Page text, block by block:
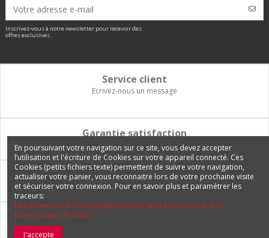
Inscrivez-vous à notre newsletter pour recevoir des
offres exclusives.
Service client
Ecrivez-nous un message
Garantie satisfaction
Vous disposez de 14 jours pour changer d'avis et être remboursé
Paiement 100% sécurisé
Carte bancaire, PayPal, 3 fois sans frais, virement bancaire
Livraison Internationale
Expédition en France, en Europe et vers tous les DOM-TOM
En poursuivant votre navigation sur ce site, vous devez accepter
l’utilisation et l'écriture de Cookies sur votre appareil connecté. Ces
Cookies (petits fichiers texte) permettent de suivre votre navigation,
actualiser votre panier, vous reconnaitre lors de votre prochaine visite
et sécuriser votre connexion. Pour en savoir plus et paramétrer les
traceurs:
http://www.cnil.fr/vos-obligations/sites-web-cookies-et-autres-
traceurs/que-dit-la-loi/
J'accepte